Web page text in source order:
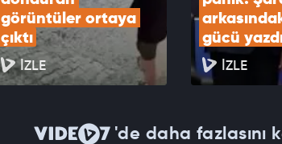
görüntüler ortaya
çıktı
İZLE
gücü
İZLE
'de daha fazlasını